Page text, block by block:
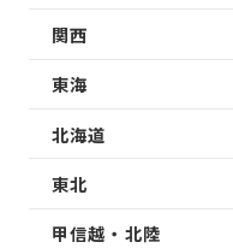
関西
東海
北海道
東北
甲信越・北陸